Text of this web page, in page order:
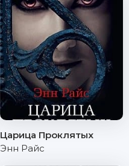
Царица Проклятых
Энн Райс